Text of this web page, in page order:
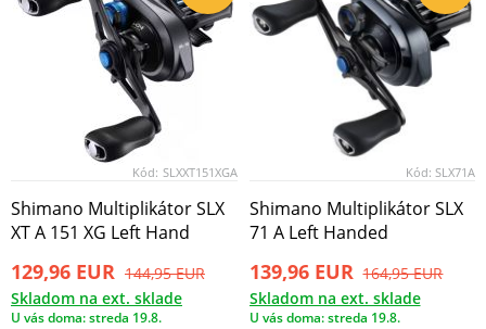
Kód: SLXXT151XGA
Shimano Multiplikátor SLX
XT A 151 XG Left Hand
129,96 EUR 144,95 EUR
Skladom na ext. sklade
U vás doma: streda 19.8.
Kód: SLX71A
Shimano Multiplikátor SLX
71 A Left Handed
139,96 EUR 164,95 EUR
Skladom na ext. sklade
U vás doma: streda 19.8.